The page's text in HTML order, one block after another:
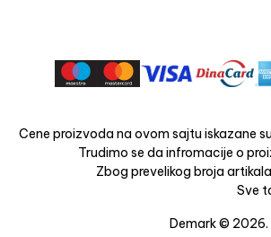
Cene proizvoda na ovom sajtu iskazane
Trudimo se da infromacije o
Zbog prevelikog broja
Sve
Demark ©